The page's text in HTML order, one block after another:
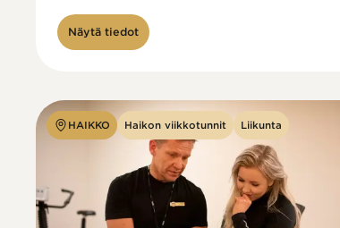
Näytä tiedot
HAIKKO Haikon viikkotunnit Liikunta